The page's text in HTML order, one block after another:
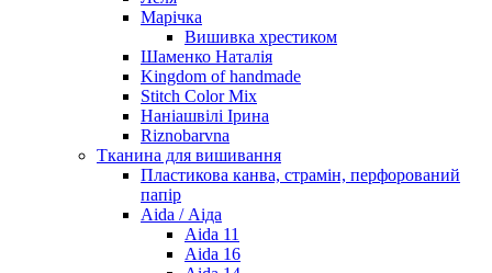
Марічка
Вишивка хрестиком
Шаменко Наталія
Kingdom of handmade
Stitch Color Mix
Наніашвілі Ірина
Riznobarvna
Тканина для вишивання
Пластикова канва, страмін, перфорований
папір
Aida / Аіда
Aida 11
Aida 16